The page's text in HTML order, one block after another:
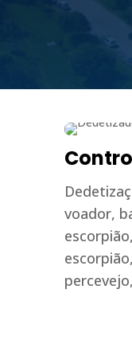
voador,